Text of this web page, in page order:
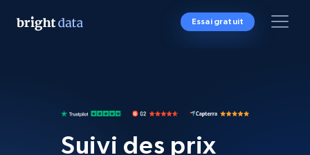
Essai gratuit
Suivi des prix